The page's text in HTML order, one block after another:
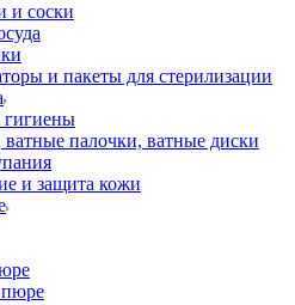
и соски
и пакеты для стерилизации
палочки, ватные диски
и защита кожи